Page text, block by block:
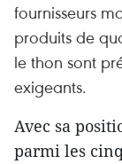
fournisseurs
produits de
le thon sont
exigeants.
Avec sa
parmi les